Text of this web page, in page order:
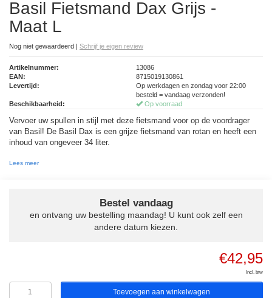
Basil Fietsmand Dax Grijs -
Maat L
Nog niet gewaardeerd | Schrijf je eigen review
Artikelnummer:
13086
EAN:
8715019130861
Levertijd:
Op werkdagen en zondag voor 22:00
besteld = vandaag verzonden!
Beschikbaarheid:
Op voorraad
Vervoer uw spullen in stijl met deze fietsmand voor op de voordrager
van Basil! De Basil Dax is een grijze fietsmand van rotan en heeft een
inhoud van ongeveer 34 liter.
Lees meer
Bestel vandaag
en ontvang uw bestelling maandag! U kunt ook zelf een
andere datum kiezen.
€42,95
Incl. btw
Toevoegen aan winkelwagen